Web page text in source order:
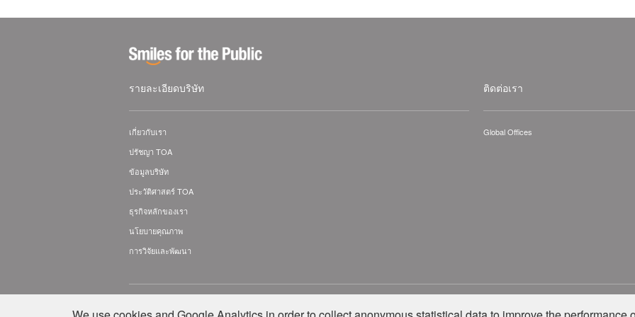
รายละเอียดบริษัท
เกี่ยวกับเรา
ปรัชญา TOA
ข้อมูลบริษัท
ประวัติศาสตร์ TOA
ธุรกิจหลักของเรา
นโยบายคุณภาพ
การวิจัยและพัฒนา
ติดต่อเรา
Global Offices